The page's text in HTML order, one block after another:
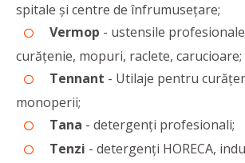
spitale şi centre de înfrumuseţare;
Vermop - ustensile
curățenie, mopuri, raclete, carucioare;
Tennant - Utilaje pentru
monoperii;
Tana - detergenți profesionali;
Tenzi - detergenţi HORECA,